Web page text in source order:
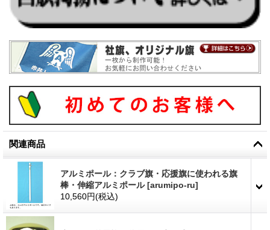
関連商品
アルミポール：クラブ旗・応援旗に使われる旗
棒・伸縮アルミポール[arumipo-ru]
10,560円(税込)